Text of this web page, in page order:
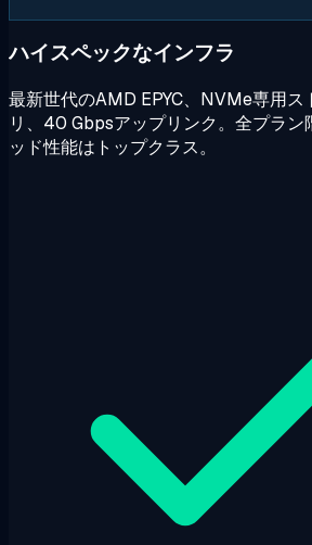
ハイスペックなインフラ
最新世代のAMD EPYC、NVMe専用
リ、40 Gbpsアップリンク。全プラン
ッド性能はトップクラス。